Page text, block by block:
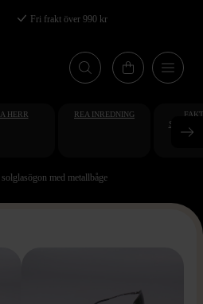
Fri frakt över 990 kr
HERR REA INREDNING
solglasögon med metallbåge